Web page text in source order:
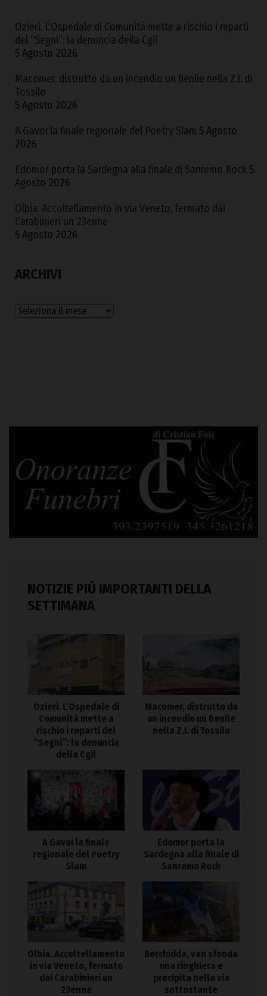
Ozieri. L’Ospedale di Comunità mette a rischio i reparti
del “Segni”: la denuncia della Cgil
5 Agosto 2026
Macomer, distrutto da un incendio un fienile nella Z.I. di
Tossilo
5 Agosto 2026
A Gavoi la finale regionale del Poetry Slam 5 Agosto
2026
Edomor porta la Sardegna alla finale di Sanremo Rock 5
Agosto 2026
Olbia. Accoltellamento in via Veneto, fermato dai
Carabinieri un 23enne
5 Agosto 2026
ARCHIVI
Archivi
NOTIZIE PIÙ IMPORTANTI DELLA
SETTIMANA
Ozieri. L’Ospedale di
Comunità mette a
rischio i reparti del
“Segni”: la denuncia
della Cgil
Macomer, distrutto da
un incendio un fienile
nella Z.I. di Tossilo
A Gavoi la finale
regionale del Poetry
Slam
Edomor porta la
Sardegna alla finale di
Sanremo Rock
Olbia. Accoltellamento
in via Veneto, fermato
dai Carabinieri un
23enne
Berchidda, van sfonda
una ringhiera e
precipita nella via
sottostante